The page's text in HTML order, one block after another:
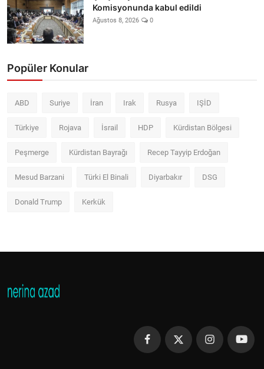
Komisyonunda kabul edildi
Ağustos 8, 2026 0
Popüler Konular
ABD Suriye İran Irak Rusya IŞİD
Türkiye Rojava İsrail HDP Kürdistan Bölgesi
Peşmerge Kürdistan Bayrağı Recep Tayyip Erdoğan
Mesud Barzani Türki El Binali Diyarbakır DSG
Donald Trump Kerkük